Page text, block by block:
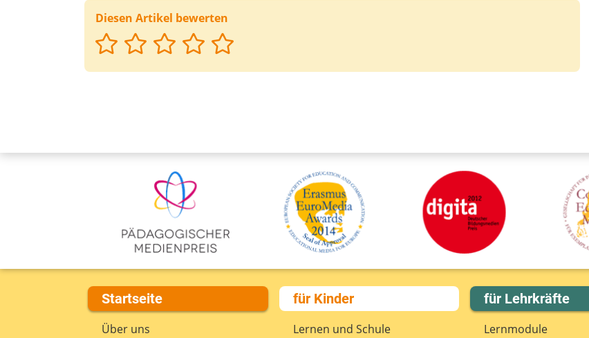
Diesen Artikel bewerten
Startseite
Über uns
für Kinder
Lernen und Schule
für Lehrkräfte
Lernmodule